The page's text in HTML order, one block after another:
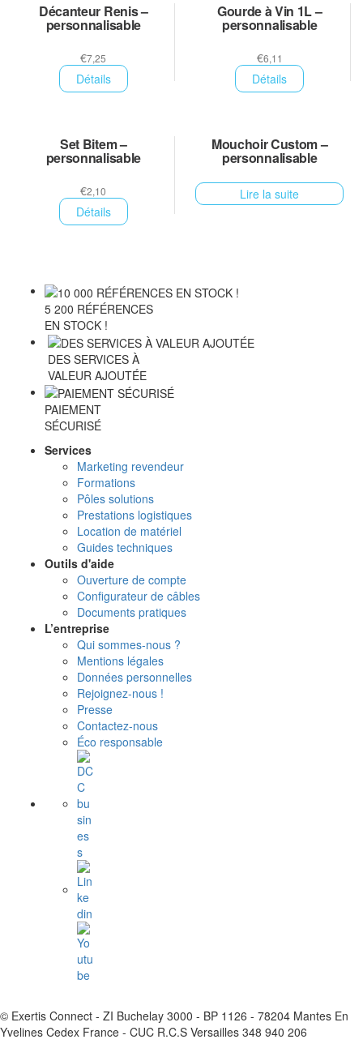
Décanteur Renis –
personnalisable
€7,25
Détails
Gourde à Vin 1L –
personnalisable
€6,11
Détails
Set Bitem –
personnalisable
€2,10
Détails
Mouchoir Custom –
personnalisable
Lire la suite
5 200 RÉFÉRENCES
EN STOCK !
DES SERVICES À
VALEUR AJOUTÉE
PAIEMENT
SÉCURISÉ
Services
Marketing revendeur
Formations
Pôles solutions
Prestations logistiques
Location de matériel
Guides techniques
Outils d'aide
Ouverture de compte
Configurateur de câbles
Documents pratiques
L’entreprise
Qui sommes-nous ?
Mentions légales
Données personnelles
Rejoignez-nous !
Presse
Contactez-nous
Éco responsable
© Exertis Connect - ZI Buchelay 3000 - BP 1126 - 78204 Mantes En
Yvelines Cedex France - CUC R.C.S Versailles 348 940 206